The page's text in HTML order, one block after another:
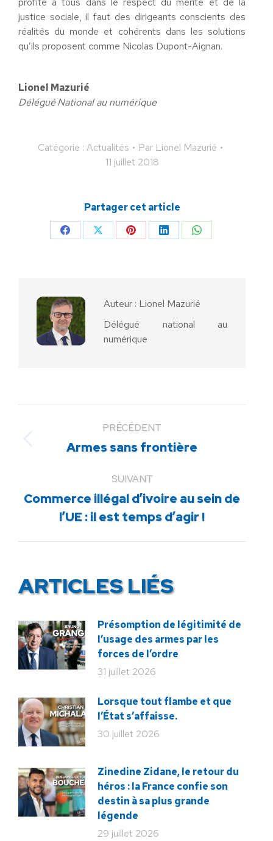
justice sociale, il faut des dirigeants conscients des
réalités du monde et cohérents dans les solutions
qu’ils proposent comme Nicolas Dupont-Aignan.
Lionel Mazurié
DéléguéNational au numérique
Catégorie : Actualités Par Lionel Mazurié
11 juillet 2018
Partager cet article
PartagerPartagerPartagerPartagerPartager
Auteur : Lionel Mazurié
Délégué national au
numérique
PRÉCÉDENT
Article
:
Armes sans frontière
SUIVANT
Article
suivant
Commerce illégal d’ivoire au sein de
l’UE : il est temps d’agir !
ARTICLES LIÉS
Présomption de légitimité de
l’usage des armes par les
forces de l’ordre
31 juillet 2026
Lorsque tout flambe et que
l’État s’affaisse.
30 juillet 2026
Zinedine Zidane, le retour du
héros : la France confie son
destin à sa plus grande
légende
29 juillet 2026